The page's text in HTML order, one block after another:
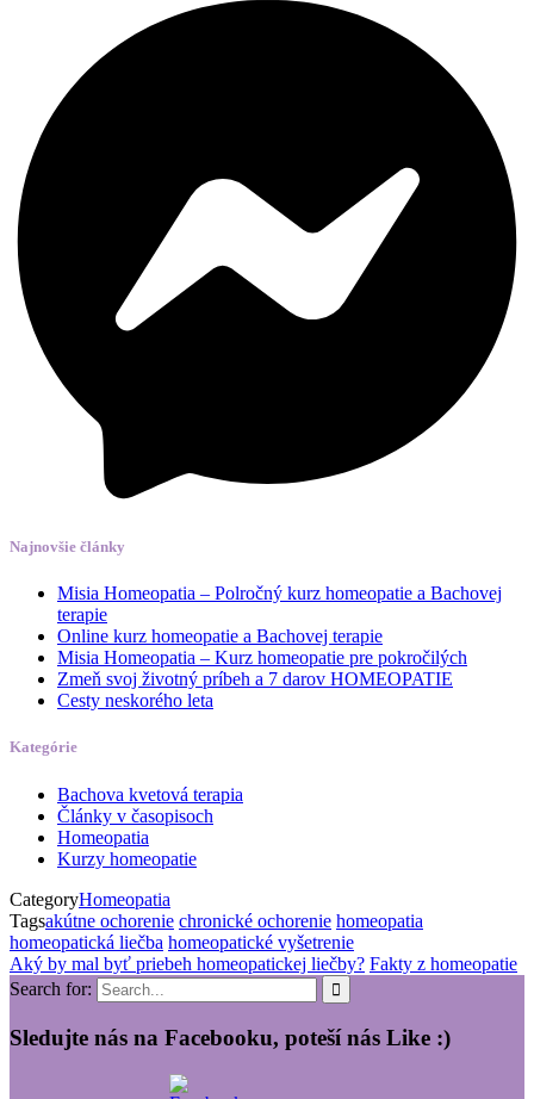
Najnovšie články
Misia Homeopatia – Polročný kurz homeopatie a Bachovej
terapie
Online kurz homeopatie a Bachovej terapie
Misia Homeopatia – Kurz homeopatie pre pokročilých
Zmeň svoj životný príbeh a 7 darov HOMEOPATIE
Cesty neskorého leta
Kategórie
Bachova kvetová terapia
Články v časopisoch
Homeopatia
Kurzy homeopatie
CategoryHomeopatia
Tagsakútne ochorenie chronické ochorenie homeopatia
homeopatická liečba homeopatické vyšetrenie
Aký by mal byť priebeh homeopatickej liečby? Fakty z homeopatie
Search for:
Sledujte nás na Facebooku, poteší nás Like :)